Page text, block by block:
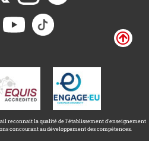
reconnait la qualité de l'établissement d'enseignement
concourant au développement des compétences.